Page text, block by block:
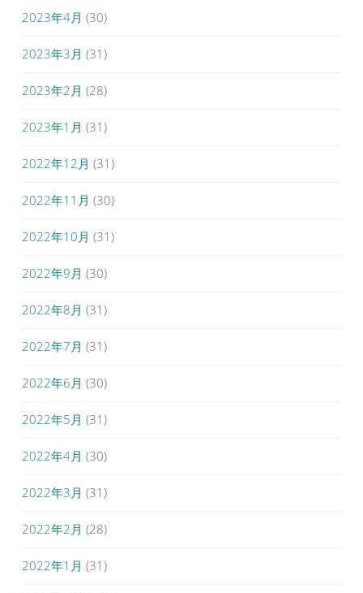
2023年4月 (30)
2023年3月 (31)
2023年2月 (28)
2023年1月 (31)
2022年12月 (31)
2022年11月 (30)
2022年10月 (31)
2022年9月 (30)
2022年8月 (31)
2022年7月 (31)
2022年6月 (30)
2022年5月 (31)
2022年4月 (30)
2022年3月 (31)
2022年2月 (28)
2022年1月 (31)